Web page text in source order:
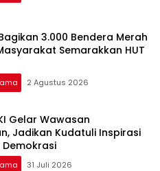
3.000 Bendera Merah
Semarakkan HUT
2 Agustus 2026
Gelar Wawasan
Jadikan Kudatuli Inspirasi
Demokrasi
31 Juli 2026